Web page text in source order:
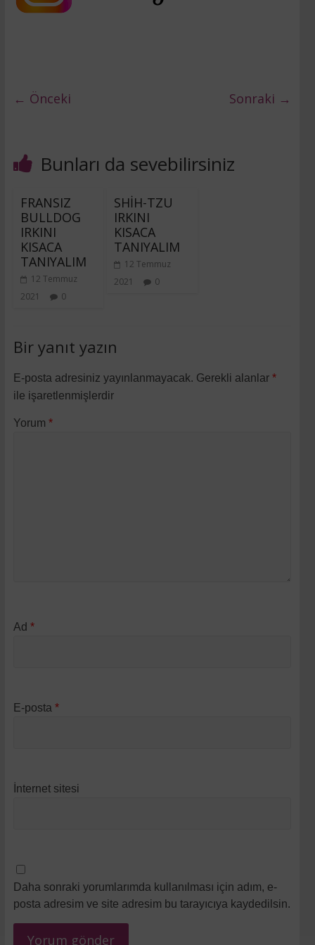
← Önceki Sonraki →
Bunları da sevebilirsiniz
FRANSIZ
BULLDOG
IRKINI
KISACA
TANIYALIM
12 Temmuz
2021
0
SHİH-TZU
IRKINI
KISACA
TANIYALIM
12 Temmuz
2021
0
Bir yanıt yazın
E-posta adresiniz yayınlanmayacak. Gerekli alanlar*
ile işaretlenmişlerdir
Yorum*
Ad*
E-posta*
İnternet sitesi
Daha sonraki yorumlarımda kullanılması için adım, e-
posta adresim ve site adresim bu tarayıcıya kaydedilsin.